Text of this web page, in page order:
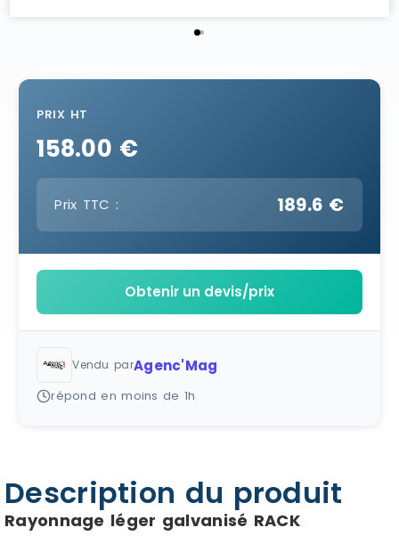
PRIX HT
158.00 €
Prix TTC : 189.6 €
Obtenir un devis/prix
Vendu parAgenc'Mag
répond en moins de 1h
Description du produit
Rayonnage léger galvanisé RACK